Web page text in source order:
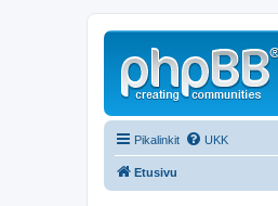
Pikalinkit UKK
Etusivu